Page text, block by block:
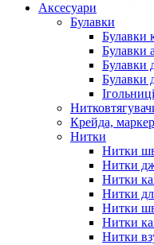
Аксесуари
Булавки
Булавки
Булавки
Булавки
Булавки
Крейда,
Нитки
Нитки
Нитки
Нитки
Нитки
Нитки
Нитки
Нитки